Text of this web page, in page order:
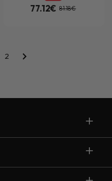
77.12€ 81.18€
2